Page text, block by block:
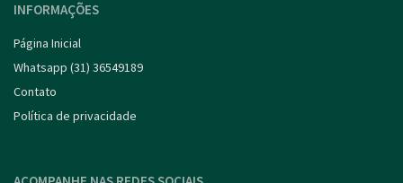
INFORMAÇÕES
Página Inicial
Whatsapp (31) 36549189
Contato
Política de privacidade